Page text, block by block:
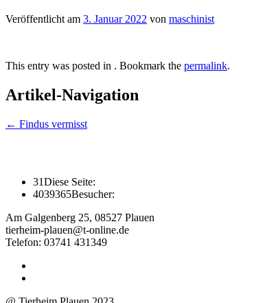
Veröffentlicht am 3. Januar 2022 von maschinist
This entry was posted in . Bookmark the permalink.
Artikel-Navigation
← Findus vermisst
31Diese Seite:
4039365Besucher:
Am Galgenberg 25, 08527 Plauen
tierheim-plauen@t-online.de
Telefon: 03741 431349